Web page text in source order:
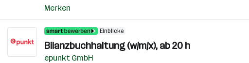
Merken
Einblicke
Bilanzbuchhaltung (w/m/x), ab 20 h
epunkt GmbH